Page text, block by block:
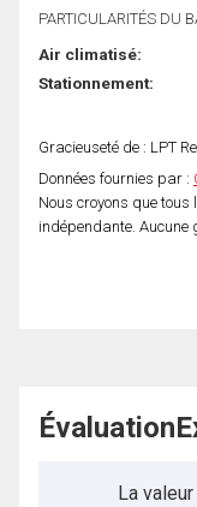
PARTICULARITÉS DU
Air climatisé:
Stationnement:
Gracieuseté de : LPT
Données fournies par :
Nous croyons que
indépendante. Aucune
La